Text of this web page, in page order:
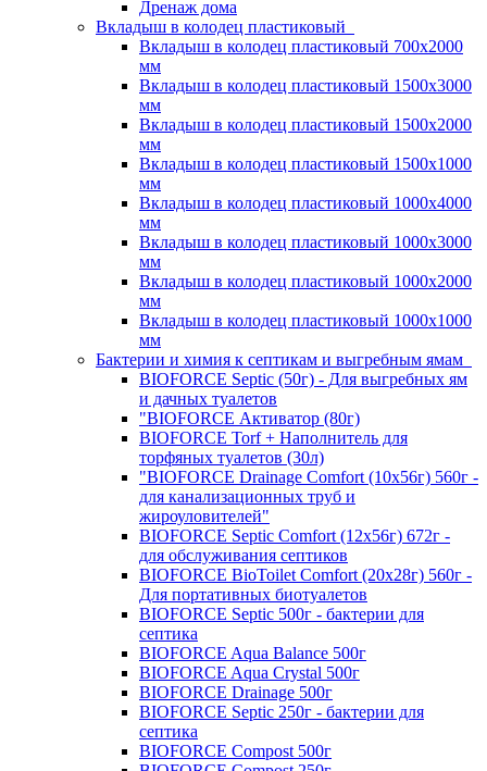
Дренаж дома
Вкладыш в колодец пластиковый
Вкладыш в колодец пластиковый 700х2000
мм
Вкладыш в колодец пластиковый 1500х3000
мм
Вкладыш в колодец пластиковый 1500х2000
мм
Вкладыш в колодец пластиковый 1500х1000
мм
Вкладыш в колодец пластиковый 1000х4000
мм
Вкладыш в колодец пластиковый 1000х3000
мм
Вкладыш в колодец пластиковый 1000х2000
мм
Вкладыш в колодец пластиковый 1000х1000
мм
Бактерии и химия к септикам и выгребным ямам
BIOFORCE Septic (50г) - Для выгребных ям
и дачных туалетов
"BIOFORCE Активатор (80г)
BIOFORCE Torf + Наполнитель для
торфяных туалетов (30л)
"BIOFORCE Drainage Comfort (10x56г) 560г -
для канализационных труб и
жироуловителей"
BIOFORCE Septic Comfort (12x56г) 672г -
для обслуживания септиков
BIOFORCE BioToilet Comfort (20x28г) 560г -
Для портативных биотуалетов
BIOFORCE Septic 500г - бактерии для
септика
BIOFORCE Aqua Balance 500г
BIOFORCE Aqua Crystal 500г
BIOFORCE Drainage 500г
BIOFORCE Septic 250г - бактерии для
септика
BIOFORCE Compost 500г